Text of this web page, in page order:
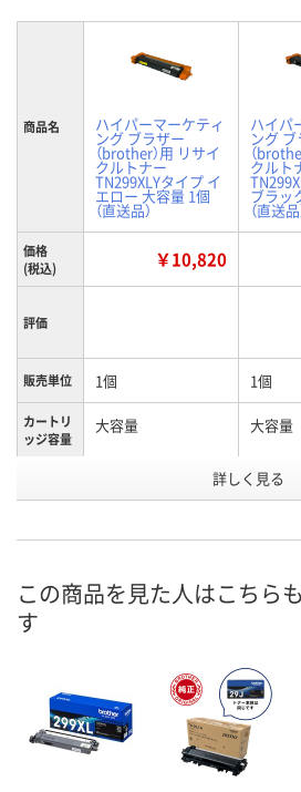
商品名 ハイパーマーケティ
ング ブラザー
（brother）用 リサイ
クルトナー
TN299XLYタイプ イ
エロー 大容量 1個
（直送品）
ハイパ
ング ブ
（
クルト
ブラッ
（直送品
価格
(税込)
￥10,820
評価
販売単位 1個 1個
カートリ
ッジ容量
大容量 大容量
ブラック
号
お届け日
カゴへ
数量
詳しく見る
この商品を見た人はこちら
す